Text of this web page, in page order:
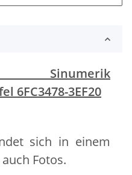
6FC3478-3EF20
sich in einem
Fotos.